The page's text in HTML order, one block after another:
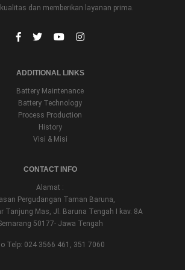
dan memberikan layanan prima.
ADDITIONAL LINKS
Battery Maintenance
Battery Technology
Process Production
History
Visi & Misi
CONTACT INFO
Alamat :
Pergudangan Taman Baruna,
Tanjung Mas, Jl. Baruna Tengah I kav. 8A
50177- Jawa Tengah
Telp: 024 3566 461, 351 7060